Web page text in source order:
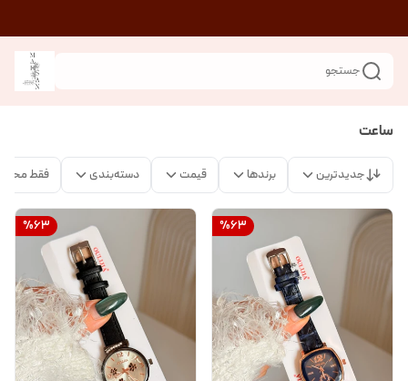
جستجو
ساعت
جدیدترین برندها قیمت دسته‌بندی فقط
%63
%63